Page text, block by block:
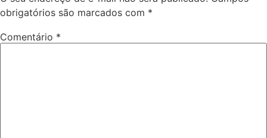
obrigatórios são marcados com *
Comentário *